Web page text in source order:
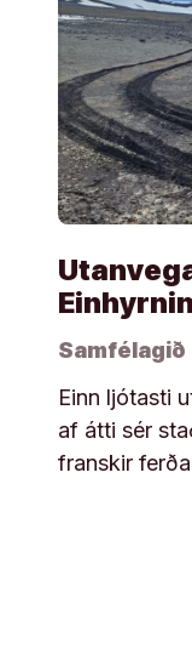
Samfélagið
Einn ljótasti
af átti sér
franskir